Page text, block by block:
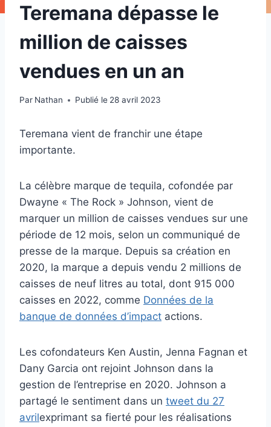
Teremana dépasse le
million de caisses
vendues en un an
Par Nathan Publié le 28 avril 2023
Teremana vient de franchir une étape
importante.
La célèbre marque de tequila, cofondée par
Dwayne « The Rock » Johnson, vient de
marquer un million de caisses vendues sur une
période de 12 mois, selon un communiqué de
presse de la marque. Depuis sa création en
2020, la marque a depuis vendu 2 millions de
caisses de neuf litres au total, dont 915 000
caisses en 2022, comme Données de la
banque de données d’impact actions.
Les cofondateurs Ken Austin, Jenna Fagnan et
Dany Garcia ont rejoint Johnson dans la
gestion de l’entreprise en 2020. Johnson a
partagé le sentiment dans un tweet du 27
avrilexprimant sa fierté pour les réalisations